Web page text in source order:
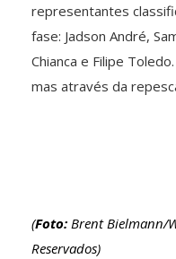
representantes
fase: Jadson André,
Chianca e Filipe
mas através da
(Foto: Brent Bielmann/
Reservados)